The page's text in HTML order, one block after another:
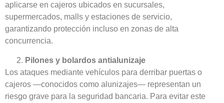
aplicarse en cajeros ubicados en sucursales,
supermercados, malls y estaciones de servicio,
garantizando protección incluso en zonas de alta
concurrencia.
Pilones y bolardos antialunizaje
Los ataques mediante vehículos para derribar puertas o
cajeros —conocidos como alunizajes— representan un
riesgo grave para la seguridad bancaria. Para evitar este